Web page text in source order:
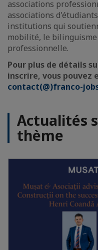
associations
associations
institutions qui
mobilité, le
professionnelle.
Pour plus de détails
inscrire, vous pouvez
contact(@)franco-
Actualités
thème